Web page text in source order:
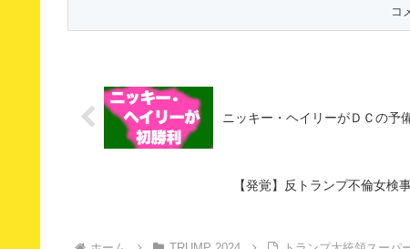
ニッキー・ヘイリーがＤＣの予
【発覚】反トランプ不倫女検